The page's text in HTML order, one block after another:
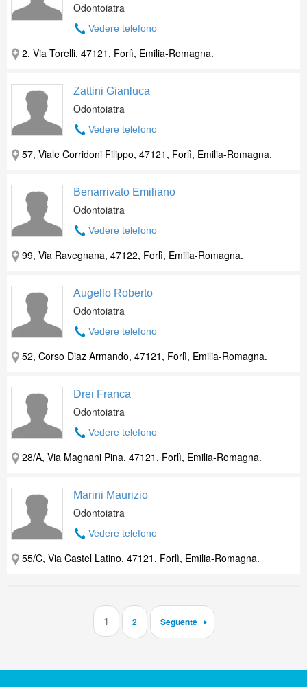
Odontoiatra
Vedere telefono
2, Via Torelli, 47121, Forlì, Emilia-Romagna.
Zattini Gianluca
Odontoiatra
Vedere telefono
57, Viale Corridoni Filippo, 47121, Forlì, Emilia-Romagna.
Benarrivato Emiliano
Odontoiatra
Vedere telefono
99, Via Ravegnana, 47122, Forlì, Emilia-Romagna.
Augello Roberto
Odontoiatra
Vedere telefono
52, Corso Diaz Armando, 47121, Forlì, Emilia-Romagna.
Drei Franca
Odontoiatra
Vedere telefono
28/A, Via Magnani Pina, 47121, Forlì, Emilia-Romagna.
Marini Maurizio
Odontoiatra
Vedere telefono
55/C, Via Castel Latino, 47121, Forlì, Emilia-Romagna.
1 2 Seguente